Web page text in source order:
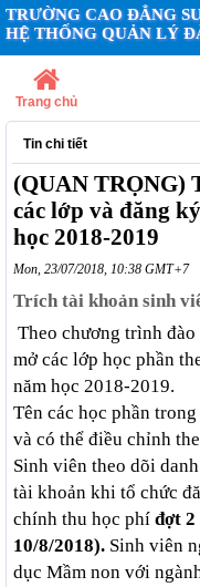
TRƯỜNG CAO ĐẲNG
HỆ THỐNG QUẢN LÝ
Trang chủ
Tin chi tiết
(QUAN TRỌNG)
các lớp và đăng
học 2018-2019
Mon, 23/07/2018, 10:38 GMT+7
Trích tài khoản sinh
Theo chương trình
mở các lớp học phần
năm học 2018-2019.
Tên các học phần
và có thể điều chỉnh
Sinh viên theo dõi
tài khoản khi tổ chức
chính thu học phí đợt
10/8/2018). Sinh viên
dục Mầm non với